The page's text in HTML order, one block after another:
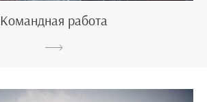
Командная работа